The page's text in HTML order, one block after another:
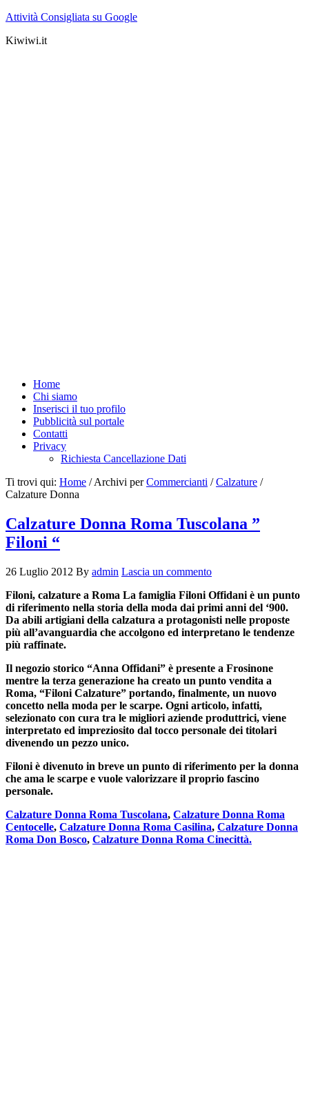
Attività Consigliata su Google
Kiwiwi.it
Home
Chi siamo
Inserisci il tuo profilo
Pubblicità sul portale
Contatti
Privacy
Richiesta Cancellazione Dati
Ti trovi qui: Home /Archivi perCommercianti / Calzature /
Calzature Donna
Calzature Donna Roma Tuscolana ”
Filoni “
26 Luglio 2012 By admin Lascia un commento
Filoni, calzature a Roma La famiglia Filoni Offidani è un punto
di riferimento nella storia della moda dai primi anni del ‘900.
Da abili artigiani della calzatura a protagonisti nelle proposte
più all’avanguardia che accolgono ed interpretano le tendenze
più raffinate.
Il negozio storico “Anna Offidani” è presente a Frosinone
mentre la terza generazione ha creato un punto vendita a
Roma, “Filoni Calzature” portando, finalmente, un nuovo
concetto nella moda per le scarpe. Ogni articolo, infatti,
selezionato con cura tra le migliori aziende produttrici, viene
interpretato ed impreziosito dal tocco personale dei titolari
divenendo un pezzo unico.
Filoni è divenuto in breve un punto di riferimento per la donna
che ama le scarpe e vuole valorizzare il proprio fascino
personale.
Calzature Donna Roma Tuscolana, Calzature Donna Roma
Centocelle, Calzature Donna Roma Casilina, Calzature Donna
Roma Don Bosco, Calzature Donna Roma Cinecittà.